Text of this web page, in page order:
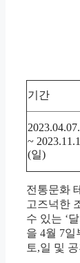
기간
~
(일)
전통문화
고즈넉한
수 있는 ‘
을 4월 7일
토,일 및